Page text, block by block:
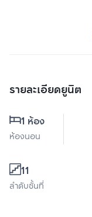
รายละเอียดยูนิต
1 ห้อง
ห้องนอน
11
ลำดับชั้นที่